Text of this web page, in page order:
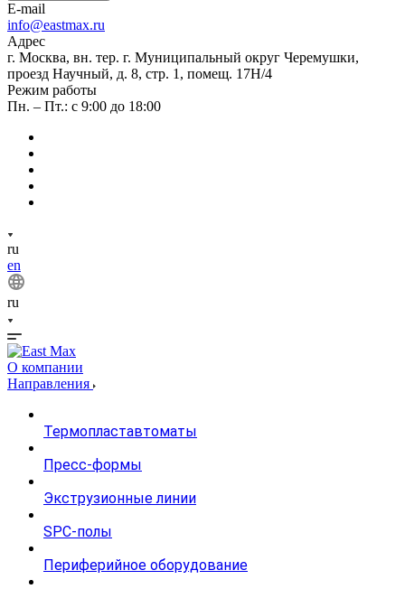
E-mail
info@eastmax.ru
Адрес
г. Москва, вн. тер. г. Муниципальный округ Черемушки,
проезд Научный, д. 8, стр. 1, помещ. 17Н/4
Режим работы
Пн. – Пт.: с 9:00 до 18:00
ru
en
ru
О компании
Направления
Термопластавтоматы
Пресс-формы
Экструзионные линии
SPC-полы
Периферийное оборудование